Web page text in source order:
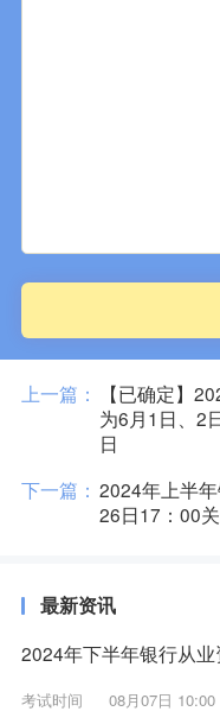
上一篇：
【已确定】
为6月1日、2
日
下一篇： 2024年上半
26日17：00关
最新资讯
2024年下半年银行从
考试时间 08月07日 10:00